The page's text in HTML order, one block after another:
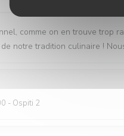
comme on en trouve trop
notre tradition culinaire !
- Ospiti 2